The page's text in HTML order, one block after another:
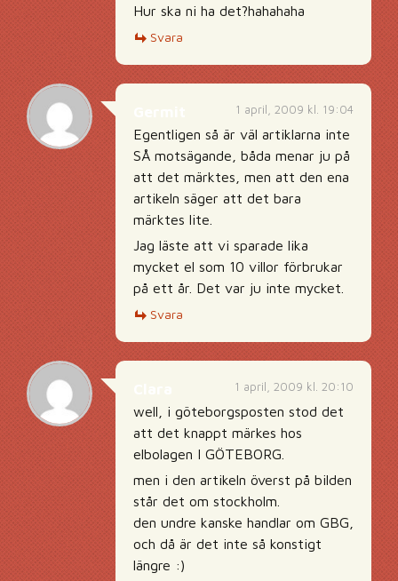
Hur ska ni ha det?hahahaha
Svara
1 april, 2009 kl. 19:04
Egentligen så är väl artiklarna inte
SÅ motsägande, båda menar ju på
att det märktes, men att den ena
artikeln säger att det bara
märktes lite.
Jag läste att vi sparade lika
mycket el som 10 villor förbrukar
på ett år. Det var ju inte mycket.
Svara
1 april, 2009 kl. 20:10
well, i göteborgsposten stod det
att det knappt märkes hos
elbolagen I GÖTEBORG.
men i den artikeln överst på bilden
står det om stockholm.
den undre kanske handlar om GBG,
och då är det inte så konstigt
längre :)